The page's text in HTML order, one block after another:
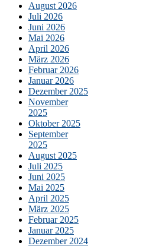
August 2026
Juli 2026
Juni 2026
Mai 2026
April 2026
März 2026
Februar 2026
Januar 2026
Dezember 2025
November
2025
Oktober 2025
September
2025
August 2025
Juli 2025
Juni 2025
Mai 2025
April 2025
März 2025
Februar 2025
Januar 2025
Dezember 2024